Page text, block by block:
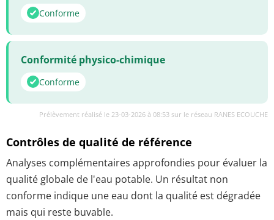
Conforme
Conformité physico-chimique
Conforme
Prélèvement réalisé le 23-03-2026 à 08:53 sur le réseau RANES ECOUCHE
Contrôles de qualité de référence
Analyses complémentaires approfondies pour évaluer la
qualité globale de l'eau potable. Un résultat non
conforme indique une eau dont la qualité est dégradée
mais qui reste buvable.